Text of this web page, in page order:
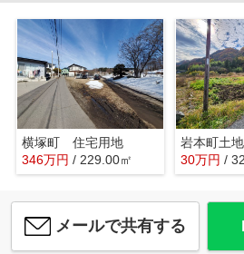
横塚町 住宅用地
346万円 / 229.00㎡
岩本町土
30万円 /
メールで共有する